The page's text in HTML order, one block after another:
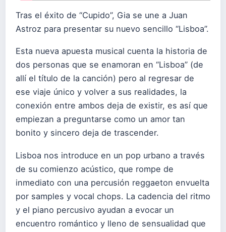
Tras el éxito de “Cupido”, Gia se une a Juan
Astroz para presentar su nuevo sencillo “Lisboa”.
Esta nueva apuesta musical cuenta la historia de
dos personas que se enamoran en “Lisboa” (de
allí el título de la canción) pero al regresar de
ese viaje único y volver a sus realidades, la
conexión entre ambos deja de existir, es así que
empiezan a preguntarse como un amor tan
bonito y sincero deja de trascender.
Lisboa nos introduce en un pop urbano a través
de su comienzo acústico, que rompe de
inmediato con una percusión reggaeton envuelta
por samples y vocal chops. La cadencia del ritmo
y el piano percusivo ayudan a evocar un
encuentro romántico y lleno de sensualidad que